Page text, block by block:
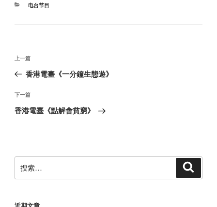
分
电台节目
文
导
航
上
一
文
章
上一篇
香港電臺《一分鐘生態遊》
下
一
下一篇
香港電臺《點解會貧窮》
索：